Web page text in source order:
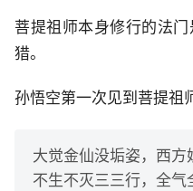
菩提祖师本身修行的法
猎。
孙悟空第一次见到菩提祖
大觉金仙没垢姿，西方
不生不灭三三行，全气